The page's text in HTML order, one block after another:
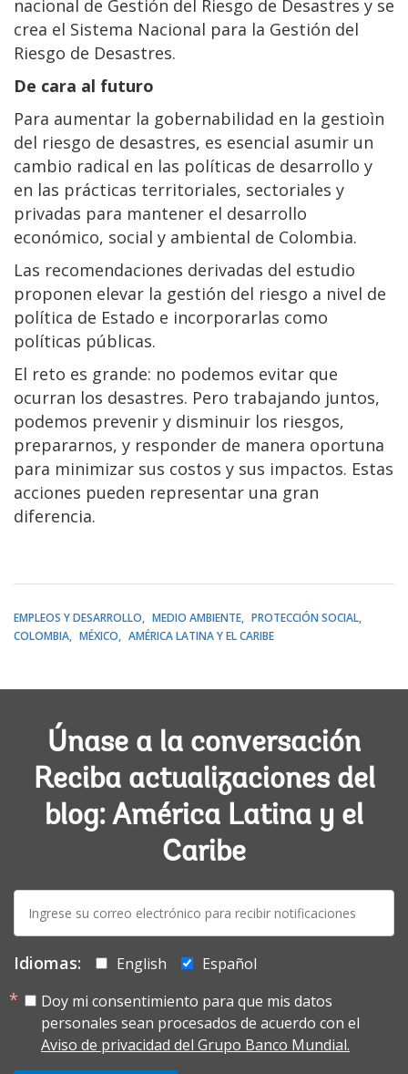
nacional de Gestión del Riesgo de Desastres y se
crea el Sistema Nacional para la Gestión del
Riesgo de Desastres.
De cara al futuro
Para aumentar la gobernabilidad en la gestioìn
del riesgo de desastres, es esencial asumir un
cambio radical en las políticas de desarrollo y
en las prácticas territoriales, sectoriales y
privadas para mantener el desarrollo
económico, social y ambiental de Colombia.
Las recomendaciones derivadas del estudio
proponen elevar la gestión del riesgo a nivel de
política de Estado e incorporarlas como
políticas públicas.
El reto es grande: no podemos evitar que
ocurran los desastres. Pero trabajando juntos,
podemos prevenir y disminuir los riesgos,
prepararnos, y responder de manera oportuna
para minimizar sus costos y sus impactos. Estas
acciones pueden representar una gran
diferencia.
EMPLEOS Y DESARROLLO MEDIO AMBIENTE
PROTECCIÓN SOCIAL
COLOMBIA
MÉXICO AMÉRICA LATINA Y EL CARIBE
Únase a la conversación
Reciba actualizaciones del
blog: América Latina y el
Caribe
mail:
Idiomas: English
Español
Doy mi consentimiento para que mis datos
personales sean procesados de acuerdo con el
Aviso de privacidad del Grupo Banco Mundial.